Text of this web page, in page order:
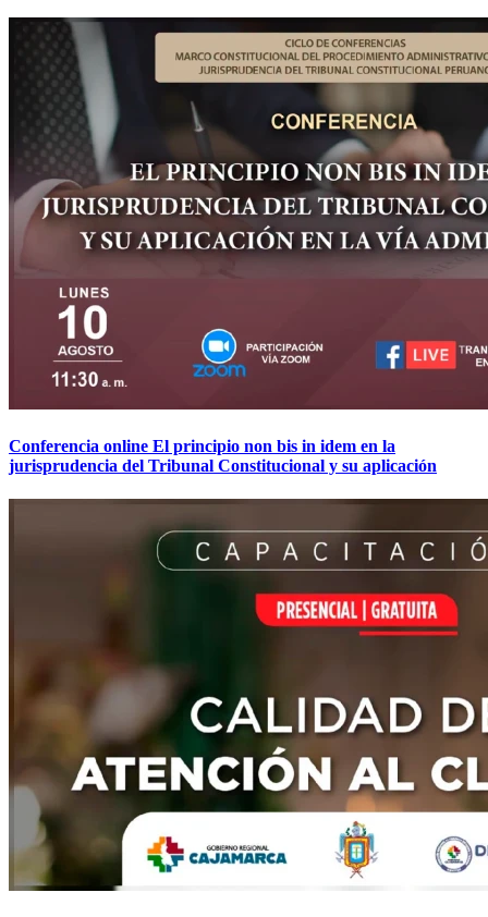
Conferencia online El principio non bis in idem en la
jurisprudencia del Tribunal Constitucional y su aplicación